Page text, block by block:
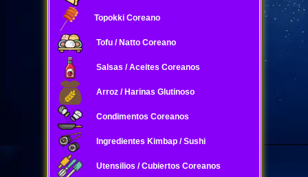
Topokki Coreano
Tofu / Natto Coreano
Salsas / Aceites Coreanos
Arroz / Harinas Glutinoso
Condimentos Coreanos
Ingredientes Kimbap / Sushi
Utensilios / Cubiertos Coreanos